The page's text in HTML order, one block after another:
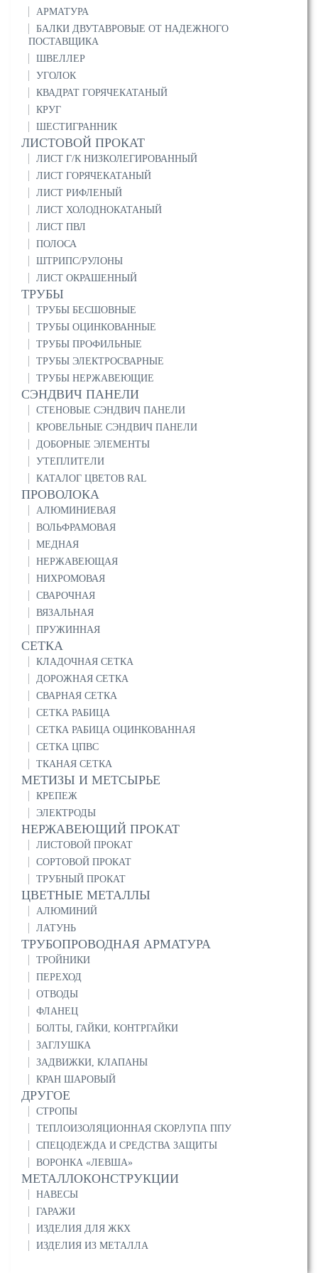
АРМАТУРА
БАЛКИ ДВУТАВРОВЫЕ ОТ НАДЕЖНОГО
ПОСТАВЩИКА
ШВЕЛЛЕР
УГОЛОК
КВАДРАТ ГОРЯЧЕКАТАНЫЙ
КРУГ
ШЕСТИГРАННИК
ЛИСТОВОЙ ПРОКАТ
ЛИСТ Г/К НИЗКОЛЕГИРОВАННЫЙ
ЛИСТ ГОРЯЧЕКАТАНЫЙ
ЛИСТ РИФЛЕНЫЙ
ЛИСТ ХОЛОДНОКАТАНЫЙ
ЛИСТ ПВЛ
ПОЛОСА
ШТРИПС/РУЛОНЫ
ЛИСТ ОКРАШЕННЫЙ
ТРУБЫ
ТРУБЫ БЕСШОВНЫЕ
ТРУБЫ ОЦИНКОВАННЫЕ
ТРУБЫ ПРОФИЛЬНЫЕ
ТРУБЫ ЭЛЕКТРОСВАРНЫЕ
ТРУБЫ НЕРЖАВЕЮЩИЕ
СЭНДВИЧ ПАНЕЛИ
СТЕНОВЫЕ СЭНДВИЧ ПАНЕЛИ
КРОВЕЛЬНЫЕ СЭНДВИЧ ПАНЕЛИ
ДОБОРНЫЕ ЭЛЕМЕНТЫ
УТЕПЛИТЕЛИ
КАТАЛОГ ЦВЕТОВ RAL
ПРОВОЛОКА
АЛЮМИНИЕВАЯ
ВОЛЬФРАМОВАЯ
МЕДНАЯ
НЕРЖАВЕЮЩАЯ
НИХРОМОВАЯ
СВАРОЧНАЯ
ВЯЗАЛЬНАЯ
ПРУЖИННАЯ
СЕТКА
КЛАДОЧНАЯ СЕТКА
ДОРОЖНАЯ СЕТКА
СВАРНАЯ СЕТКА
СЕТКА РАБИЦА
СЕТКА РАБИЦА ОЦИНКОВАННАЯ
СЕТКА ЦПВС
ТКАНАЯ СЕТКА
МЕТИЗЫ И МЕТСЫРЬЕ
КРЕПЕЖ
ЭЛЕКТРОДЫ
НЕРЖАВЕЮЩИЙ ПРОКАТ
ЛИСТОВОЙ ПРОКАТ
СОРТОВОЙ ПРОКАТ
ТРУБНЫЙ ПРОКАТ
ЦВЕТНЫЕ МЕТАЛЛЫ
АЛЮМИНИЙ
ЛАТУНЬ
ТРУБОПРОВОДНАЯ АРМАТУРА
ТРОЙНИКИ
ПЕРЕХОД
ОТВОДЫ
ФЛАНЕЦ
БОЛТЫ, ГАЙКИ, КОНТРГАЙКИ
ЗАГЛУШКА
ЗАДВИЖКИ, КЛАПАНЫ
КРАН ШАРОВЫЙ
ДРУГОЕ
СТРОПЫ
ТЕПЛОИЗОЛЯЦИОННАЯ СКОРЛУПА ППУ
СПЕЦОДЕЖДА И СРЕДСТВА ЗАЩИТЫ
ВОРОНКА «ЛЕВША»
МЕТАЛЛОКОНСТРУКЦИИ
НАВЕСЫ
ГАРАЖИ
ИЗДЕЛИЯ ДЛЯ ЖКХ
ИЗДЕЛИЯ ИЗ МЕТАЛЛА